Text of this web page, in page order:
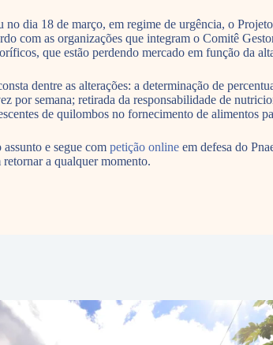
dia 18 de março, em regime de urgência, o
com as organizações que integram o Comitê
que estão perdendo mercado em função da
dentre as alterações: a determinação de
por semana; retirada da responsabilidade de
de quilombos no fornecimento de alimentos
assunto e segue com petição online em defesa do
a qualquer momento.